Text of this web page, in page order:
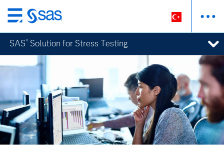
Ana
içeriğe
atla
SAS ® Solution for Stress Testing